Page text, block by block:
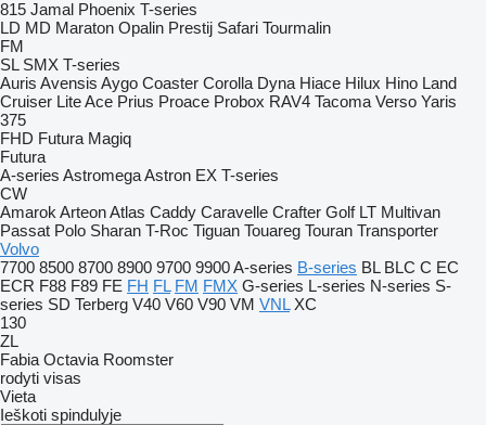
815 Jamal Phoenix T-series
LD MD Maraton Opalin Prestij Safari Tourmalin
FM
SL SMX T-series
Auris Avensis Aygo Coaster Corolla Dyna Hiace Hilux Hino Land
Cruiser Lite Ace Prius Proace Probox RAV4 Tacoma Verso Yaris
375
FHD Futura Magiq
Futura
A-series AstromegaAstron EX T-series
CW
Amarok ArteonAtlas Caddy Caravelle Crafter Golf LT Multivan
Passat Polo Sharan T-Roc Tiguan Touareg Touran Transporter
Volvo
7700 8500 8700 8900 9700 9900A-series B-series BL BLC C EC
ECR F88 F89 FE FH FL FM FMX G-series L-series N-series S-
series SD Terberg V40 V60 V90 VM VNL XC
130
ZL
Fabia Octavia Roomster
rodyti visas
Vieta
Ieškoti spindulyje